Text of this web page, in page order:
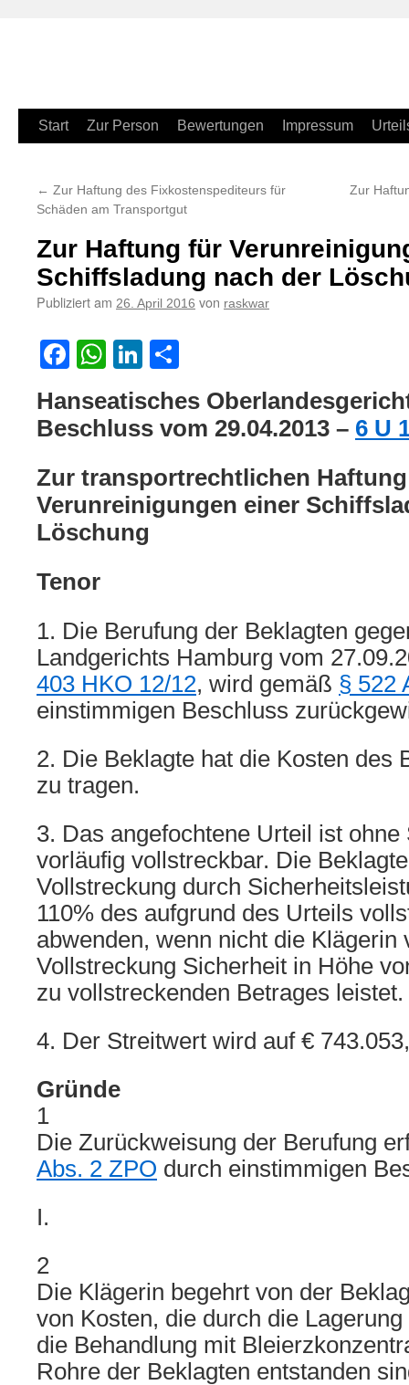
Zum
springen
Start Zur Person Bewertungen Impressum
← Zur Haftung des Fixkostenspediteurs für
Schäden am Transportgut
Zur
Zur Haftung für
Schiffsladung nach der
Publiziert am 26. April 2016 von raskwar
Facebook
WhatsApp
LinkedIn
Hanseatisches
Beschluss vom 29.04.2013 – 6 U
Zur transportrechtlichen
Verunreinigungen einer
Löschung
Tenor
1. Die Berufung der Beklagten
Landgerichts Hamburg vom
403 HKO 12/12, wird gemäß § 522
einstimmigen Beschluss
2. Die Beklagte hat die Kosten des
zu tragen.
3. Das angefochtene Urteil ist
vorläufig vollstreckbar. Die
Vollstreckung durch
110% des aufgrund des Urteils
abwenden, wenn nicht die Klägerin
Vollstreckung Sicherheit in Höhe
zu vollstreckenden Betrages leistet.
4. Der Streitwert wird auf €
Gründe
1
Die Zurückweisung der Berufung
Abs. 2 ZPO durch einstimmigen
I.
2
Die Klägerin begehrt von der
von Kosten, die durch die
die Behandlung mit
Rohre der Beklagten entstanden